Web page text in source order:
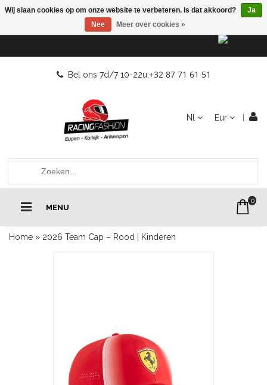
Bel ons 7d/7 10-22u:+32 87 71 61 51
Nl Eur
MENU
0
Home » 2026 Team Cap – Rood | Kinderen
Wij slaan cookies op om onze website te verbeteren. Is dat akkoord?
Ja
Nee
Meer over cookies »